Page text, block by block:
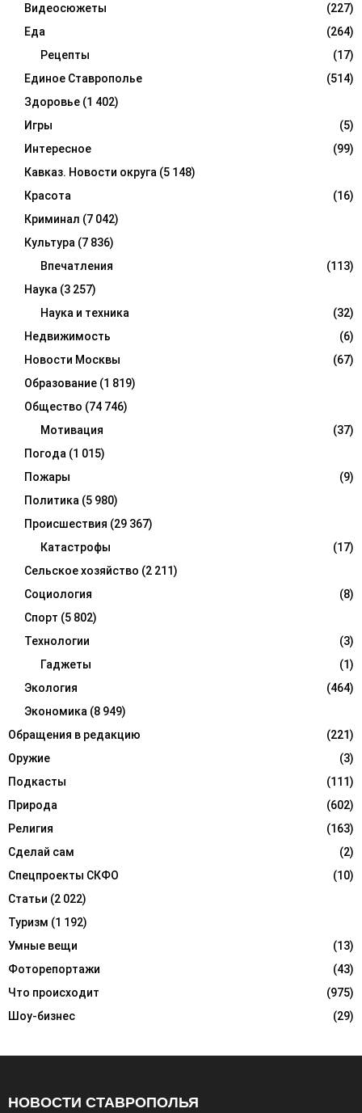
Видеосюжеты
(227)
Еда
(264)
Рецепты
(17)
Единое Ставрополье
(514)
Здоровье (1 402)
Игры
(5)
Интересное
(99)
Кавказ. Новости округа (5 148)
Красота
(16)
Криминал (7 042)
Культура (7 836)
Впечатления
(113)
Наука (3 257)
Наука и техника
(32)
Недвижимость
(6)
Новости Москвы
(67)
Образование (1 819)
Общество (74 746)
Мотивация
(37)
Погода (1 015)
Пожары
(9)
Политика (5 980)
Происшествия (29 367)
Катастрофы
(17)
Сельское хозяйство (2 211)
Социология
(8)
Спорт (5 802)
Технологии
(3)
Гаджеты
(1)
Экология
(464)
Экономика (8 949)
Обращения в редакцию
(221)
Оружие
(3)
Подкасты
(111)
Природа
(602)
Религия
(163)
Сделай сам
(2)
Спецпроекты СКФО
(10)
Статьи (2 022)
Туризм (1 192)
Умные вещи
(13)
Фоторепортажи
(43)
Что происходит
(975)
Шоу-бизнес
(29)
НОВОСТИ СТАВРОПОЛЬЯ